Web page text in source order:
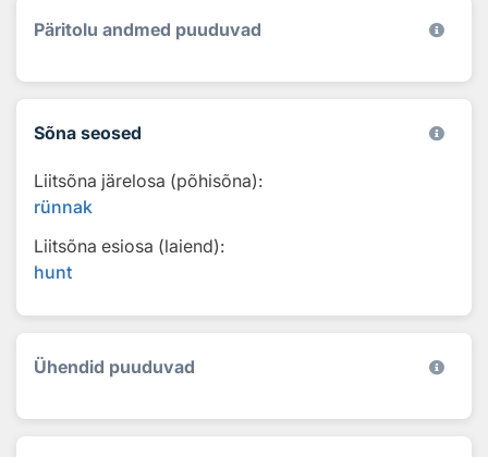
Päritolu andmed puuduvad
Sõna seosed
Liitsõna järelosa (põhisõna):
rünnak
Liitsõna esiosa (laiend):
hunt
Ühendid puuduvad